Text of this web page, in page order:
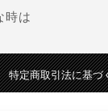
時は
特定商取引法に基づ